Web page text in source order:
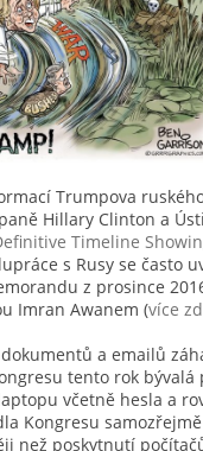
Trumpova
Hillary Clinton a
Timeline
s Rusy se často
z prosince
Imran Awanem (více
a emailů
tento rok
včetně hesla a
Kongresu
než poskytnutí